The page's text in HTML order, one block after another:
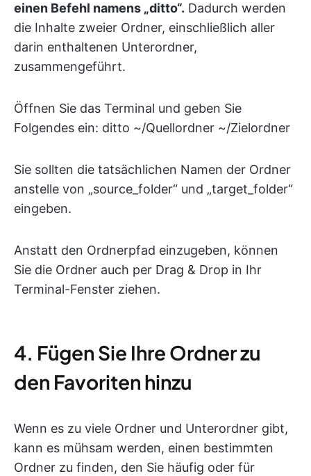
einen Befehl namens „ditto“. Dadurch werden
die Inhalte zweier Ordner, einschließlich aller
darin enthaltenen Unterordner,
zusammengeführt.
Öffnen Sie das Terminal und geben Sie
Folgendes ein: ditto ~/Quellordner ~/Zielordner
Sie sollten die tatsächlichen Namen der Ordner
anstelle von „source_folder“ und „target_folder“
eingeben.
Anstatt den Ordnerpfad einzugeben, können
Sie die Ordner auch per Drag & Drop in Ihr
Terminal-Fenster ziehen.
4. Fügen Sie Ihre Ordner zu
den Favoriten hinzu
Wenn es zu viele Ordner und Unterordner gibt,
kann es mühsam werden, einen bestimmten
Ordner zu finden, den Sie häufig oder für